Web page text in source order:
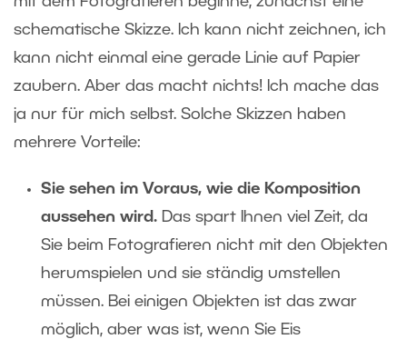
schematische Skizze. Ich kann nicht zeichnen, ich
kann nicht einmal eine gerade Linie auf Papier
zaubern. Aber das macht nichts! Ich mache das
ja nur für mich selbst. Solche Skizzen haben
mehrere Vorteile:
Sie sehen im Voraus, wie die Komposition
aussehen wird. Das spart Ihnen viel Zeit, da
Sie beim Fotografieren nicht mit den Objekten
herumspielen und sie ständig umstellen
müssen. Bei einigen Objekten ist das zwar
möglich, aber was ist, wenn Sie Eis